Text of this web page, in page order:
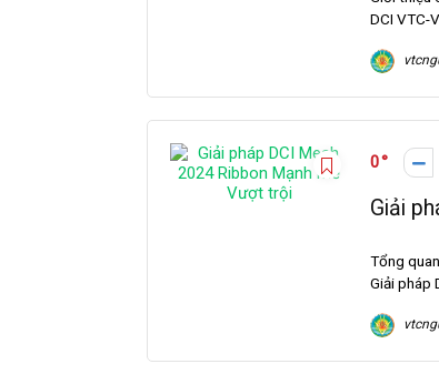
DCI VTC-
0
Giải
Tổng
Giải pháp